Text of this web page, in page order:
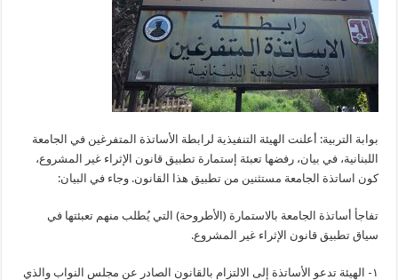
بوابة التربية: أعلنت الهيئة التنفيذية لرابطة الأساتذة المتفرغين في الجامعة
اللبنانية، في بيان، رفضها تعبئة إستمارة تطبيق قانون الإثراء غير المشروع،
كون اساتذة الجامعة مستثنين من تطبيق هذا القانون. وجاء في البيان:
تفاجأ أساتذة الجامعة بالاستمارة (الأطروحة) التي يُطلب منهم تعبئتها في
سياق تطبيق قانون الإثراء غير المشروع.
١- الهيئة تدعو الأساتذة إلى الالتزام بالقانون الصادر عن مجلس النواب والذي